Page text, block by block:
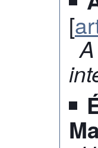
[